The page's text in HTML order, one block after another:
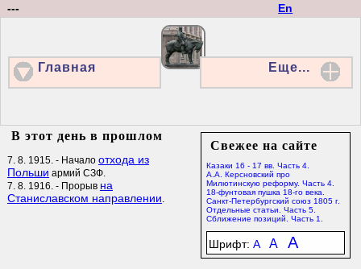
En
---
Главная Еще...
Свежее на сайте
Казаки 16 - 17 вв. Часть 4.
А.А. Керсновский про
Милютинскую реформу. Часть 4.
18-фунтовая пушка 18-го века.
Санкт-Петербургский союз 1805 г.
Отдельные статьи. Часть 5.
Сближение позиций. Часть 1.
Шрифт: A A A
В этот день в прошлом
7. 8. 1915. - Начало отхода из
Польши армий СЗФ.
7. 8. 1916. - Прорыв на
Станиславском направлении.